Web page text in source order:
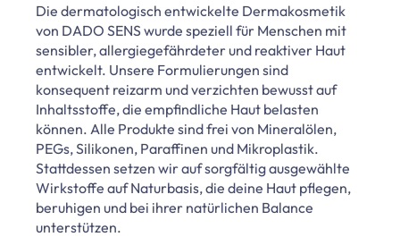
Die dermatologisch entwickelte Dermakosmetik
von DADO SENS wurde speziell für Menschen mit
sensibler, allergiegefährdeter und reaktiver Haut
entwickelt. Unsere Formulierungen sind
konsequent reizarm und verzichten bewusst auf
Inhaltsstoffe, die empfindliche Haut belasten
können. Alle Produkte sind frei von Mineralölen,
PEGs, Silikonen, Paraffinen und Mikroplastik.
Stattdessen setzen wir auf sorgfältig ausgewählte
Wirkstoffe auf Naturbasis, die deine Haut pflegen,
beruhigen und bei ihrer natürlichen Balance
unterstützen.